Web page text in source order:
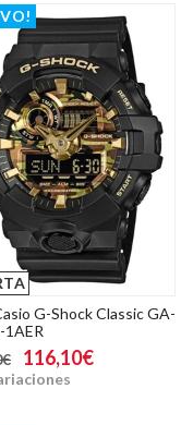
G-Shock Classic GA-
1AER
116,10€